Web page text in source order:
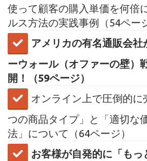
使って顧客の購入単価を何倍
ルス方法の実践事例（54ペー
アメリカの有名通販会社
ーウォール（オファーの壁）
開！（59ページ）
オンライン上で圧倒的に
つの商品タイプ」と「適切な
法」について（64ページ）
お客様が自発的に「もっ